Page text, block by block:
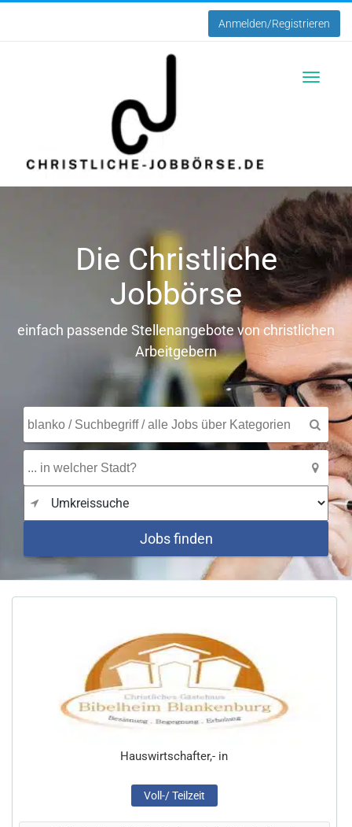
Anmelden/Registrieren
Die Christliche
Jobbörse
einfach passende Stellenangebote von christlichen
Arbeitgebern
Jobs finden
Hauswirtschafter,- in
Voll-/ Teilzeit